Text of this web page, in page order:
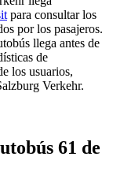
para consultar los
por los pasajeros.
llega antes de
de
los usuarios,
Verkehr.
61 de